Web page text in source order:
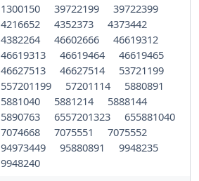
1300150 39722199
39722399
4216652
4352373
4373442
4382264
46602666
46619312
46619313
46619464
46619465
46627513
46627514
53721199
557201199
57201114
5880891
5881040
5881214
5888144
5890763
6557201323
655881040
7074668
7075551
7075552
94973449
95880891
9948235
9948240